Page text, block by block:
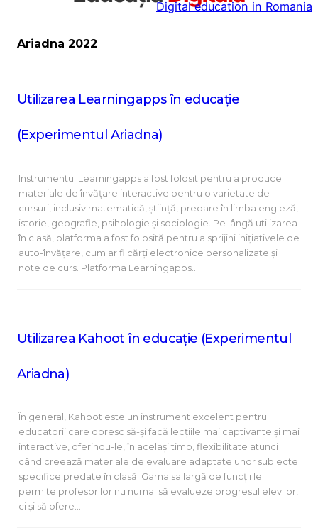
Digital education in Romania
Ariadna 2022
Utilizarea Learningapps în educație
(Experimentul Ariadna)
Instrumentul Learningapps a fost folosit pentru a produce
materiale de învățare interactive pentru o varietate de
cursuri, inclusiv matematică, știință, predare în limba engleză,
istorie, geografie, psihologie și sociologie. Pe lângă utilizarea
în clasă, platforma a fost folosită pentru a sprijini inițiativele de
auto-învățare, cum ar fi cărți electronice personalizate și
note de curs. Platforma Learningapps…
Utilizarea Kahoot în educație (Experimentul
Ariadna)
În general, Kahoot este un instrument excelent pentru
educatorii care doresc să-și facă lecțiile mai captivante și mai
interactive, oferindu-le, în același timp, flexibilitate atunci
când creează materiale de evaluare adaptate unor subiecte
specifice predate în clasă. Gama sa largă de funcții le
permite profesorilor nu numai să evalueze progresul elevilor,
ci și să ofere…